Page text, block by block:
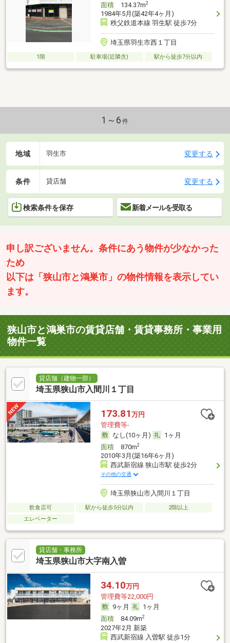
面積134.37m2
1984年5月(築42年4ヶ月)
秩父鉄道本線 羽生駅 徒歩7分
埼玉県羽生市西１丁目
1階 駐車場(近隣含) 駅から徒歩7分以内
1～6 件
地域 羽生市 変更する
条件 貸店舗 変更する
検索条件を保存 新着メールを受取る
申し訳ございません。条件にあう物件が少なかった
ため
以下は「狭山市と鴻巣市」の物件情報を表示してい
ます。
狭山市と鴻巣市の賃貸店舗・賃貸事務所・事業用
物件一覧
貸店舗（建物一部）
埼玉県狭山市入間川１丁目
173.81 万円
管理費等-
なし(10ヶ月)
1ヶ月
面積870m2
2010年3月(築16年6ヶ月)
西武新宿線 狭山市駅 徒歩2分
その他の交通
埼玉県狭山市入間川１丁目
飲食店可 駅から徒歩5分以内
2階以上
エレベーター
貸店舗・事務所
埼玉県狭山市大字南入曽
34.10万円
管理費等22,000円
9ヶ月
1ヶ月
面積84.09m2
2027年2月 新築
西武新宿線 入曽駅 徒歩1分